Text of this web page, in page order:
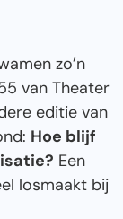
zo’n
van Theater
editie van
Hoe blijf
Een
losmaakt bij